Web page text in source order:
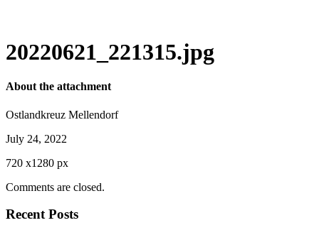
20220621_221315.jpg
About the attachment
Ostlandkreuz Mellendorf
July 24, 2022
720 x1280 px
Comments are closed.
Recent Posts